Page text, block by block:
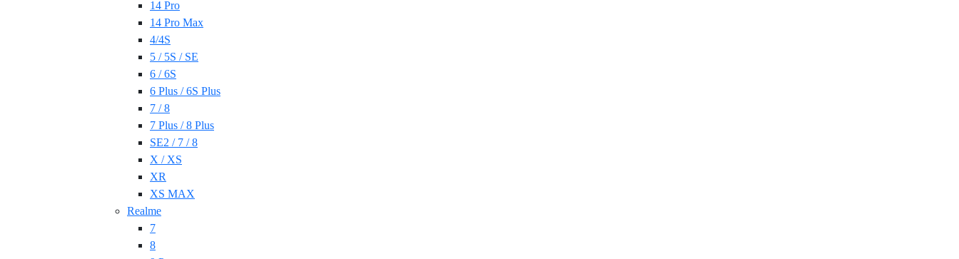
14 Pro
14 Pro Max
4/4S
5 / 5S / SE
6 / 6S
6 Plus / 6S Plus
7 / 8
7 Plus / 8 Plus
SE2 / 7 / 8
X / XS
XR
XS MAX
Realme
7
8